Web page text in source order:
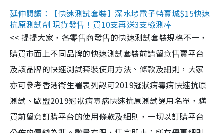
延伸閱讀：【快速測試套裝】深水埗電子特賣城$15快速
抗原測試劑 現貨發售！買10支再送3支檢測棒
<< 提提大家，各零售商發售的快速測試套裝規格不一，
購買市面上不同品牌的快速測試套裝前請留意售賣平台
及該品牌的快速測試套裝使用方法、條款及細則，大家
亦可參考香港衞生署表列認可2019冠狀病毒病快速抗原
測試、歐盟2019冠狀病毒病快速抗原測試通用名單，購
買前留意訂購平台的使用條款及細則，一切以訂購平台